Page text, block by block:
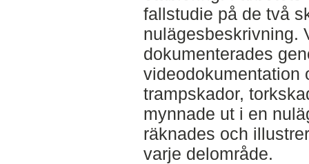
fallstudie på de två
nulägesbeskrivning.
dokumenterades
videodokumentation
trampskador,
mynnade ut i en
räknades och
varje delområde.